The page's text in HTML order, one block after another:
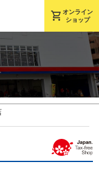
shopping_cart オンライン
ショップ